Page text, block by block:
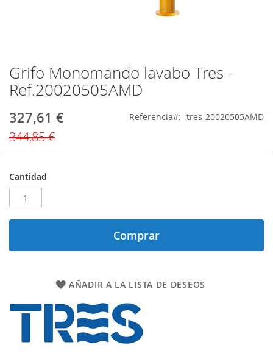
Grifo Monomando lavabo Tres -
Ref.20020505AMD
Precio
327,61 €
344,85 €
Referencia tres-20020505AMD
Cantidad
Comprar
AÑADIR A LA LISTA DE DESEOS
Saltar
al
comienzo
la
galería
de
imágenes